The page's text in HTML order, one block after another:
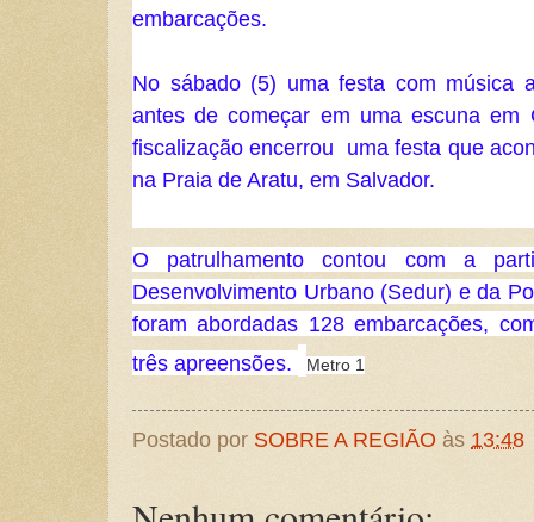
embarcações.
No sábado (5) uma festa com música
antes de começar em uma escuna
fiscalização encerrou  uma festa que
na Praia de Aratu, em Salvador.
O patrulhamento contou com a
Desenvolvimento Urbano (Sedur) e da
foram abordadas 128 embarcações,
três apreensões.
Metro 1
Postado por SOBRE A REGIÃO às 13:48